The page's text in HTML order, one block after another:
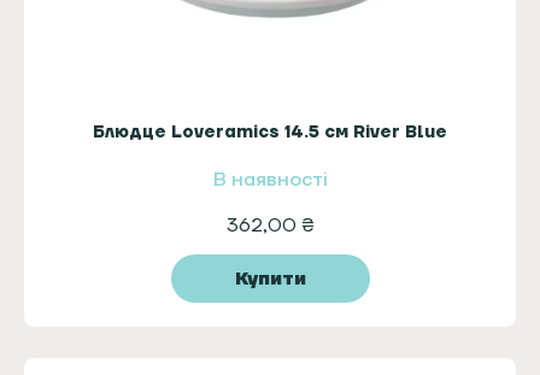
Блюдце Loveramics 14.5 см River Blue
В наявності
362,00 ₴
Купити